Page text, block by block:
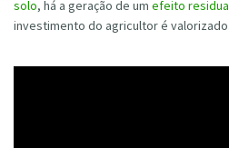
solo, há a geração de um efeito
investimento do agricultor é valorizado.